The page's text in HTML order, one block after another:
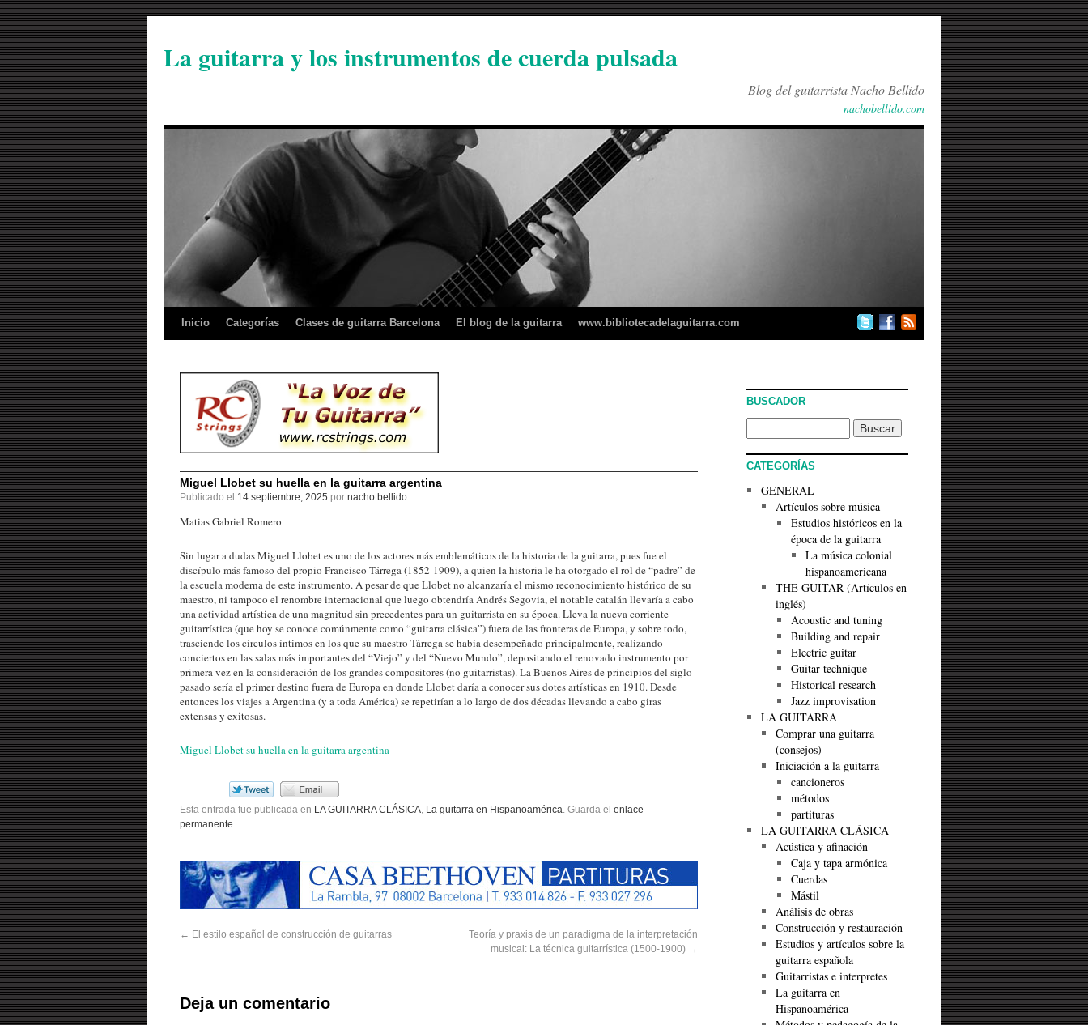
La guitarra y los instrumentos de cuerda pulsada
Blog del guitarrista Nacho Bellido
nachobellido.com
Inicio Categorías Clases de guitarra Barcelona El blog de la guitarra www.bibliotecadelaguitarra.com
Miguel Llobet su huella en la guitarra argentina
Publicado el 14 septiembre, 2025 por nacho bellido
Matias Gabriel Romero
Sin lugar a dudas Miguel Llobet es uno de los actores más emblemáticos de la historia de la guitarra, pues fue el
discípulo más famoso del propio Francisco Tárrega (1852-1909), a quien la historia le ha otorgado el rol de “padre” de
la escuela moderna de este instrumento. A pesar de que Llobet no alcanzaría el mismo reconocimiento histórico de su
maestro, ni tampoco el renombre internacional que luego obtendría Andrés Segovia, el notable catalán llevaría a cabo
una actividad artística de una magnitud sin precedentes para un guitarrista en su época. Lleva la nueva corriente
guitarrística (que hoy se conoce comúnmente como “guitarra clásica”) fuera de las fronteras de Europa, y sobre todo,
trasciende los círculos íntimos en los que su maestro Tárrega se había desempeñado principalmente, realizando
conciertos en las salas más importantes del “Viejo” y del “Nuevo Mundo”, depositando el renovado instrumento por
primera vez en la consideración de los grandes compositores (no guitarristas). La Buenos Aires de principios del siglo
pasado sería el primer destino fuera de Europa en donde Llobet daría a conocer sus dotes artísticas en 1910. Desde
entonces los viajes a Argentina (y a toda América) se repetirían a lo largo de dos décadas llevando a cabo giras
extensas y exitosas.
Miguel Llobet su huella en la guitarra argentina
Esta entrada fue publicada en LA GUITARRA CLÁSICA La guitarra en Hispanoamérica . Guarda el enlace
permanente
← El estilo español de construcción de guitarras
Teoría y praxis de un paradigma de la interpretación
musical: La técnica guitarrística (1500-1900) →
Deja un comentario
BUSCADOR
CATEGORÍAS
GENERAL
Artículos sobre música
Estudios históricos en la
época de la guitarra
La música colonial
hispanoamericana
THE GUITAR (Artículos en
inglés)
Acoustic and tuning
Building and repair
Electric guitar
Guitar technique
Historical research
Jazz improvisation
LA GUITARRA
Comprar una guitarra
(consejos)
Iniciación a la guitarra
cancioneros
métodos
partituras
LA GUITARRA CLÁSICA
Acústica y afinación
Caja y tapa armónica
Cuerdas
Mástil
Análisis de obras
Construcción y restauración
Estudios y artículos sobre la
guitarra española
Guitarristas e interpretes
La guitarra en
Hispanoamérica